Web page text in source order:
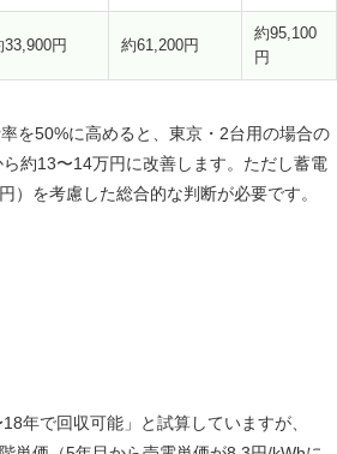
33,900円 約61,200円
約95,100
円
を50%に高めると、東京・2台用の場合の
約13〜14万円に改善します。ただし蓄電
）を考慮した総合的な判断が必要です。
年で回収可能」と試算していますが、